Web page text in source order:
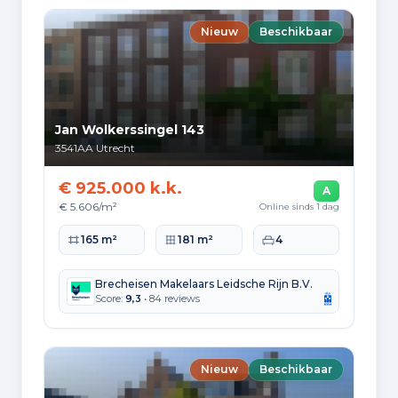
Leeftijdsopbouw
65+: 34.935 0-15: 47.675
15-25: 50.910
Opleidingsniveau
Hoger
Praktisch
45.840
Middelbaar
67.680
Herkomst inwoners (2025)
Nieuw Beschikbaar
Jan Wolkerssingel 143
3541AA Utrecht
€ 925.000 k.k.
€ 5.606/m²
A
Online sinds 1 dag
Woonoppervlakte
165 m² Perceeloppervlakte
181 m² Slaapkamers
4
Brecheisen Makelaars Leidsche Rijn B.V.
Score: 9,3 • 84 reviews
Nieuw Beschikbaar